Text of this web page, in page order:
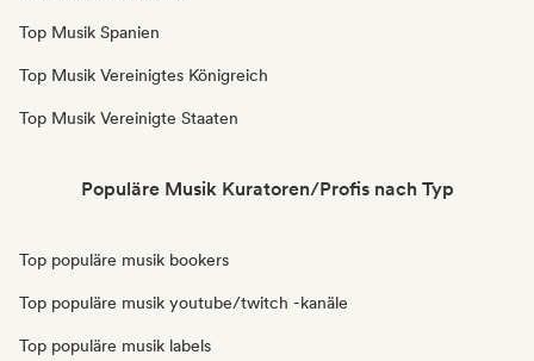
Top Musik Spanien
Top Musik Vereinigtes Königreich
Top Musik Vereinigte Staaten
Populäre Musik Kuratoren/Profis nach Typ
Top populäre musik bookers
Top populäre musik youtube/twitch -kanäle
Top populäre musik labels